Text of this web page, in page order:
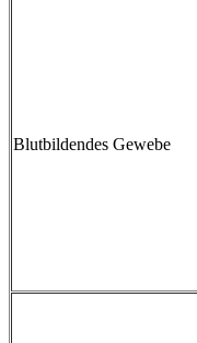
Blutbildendes Gewebe